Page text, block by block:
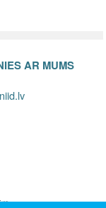
AR MUMS